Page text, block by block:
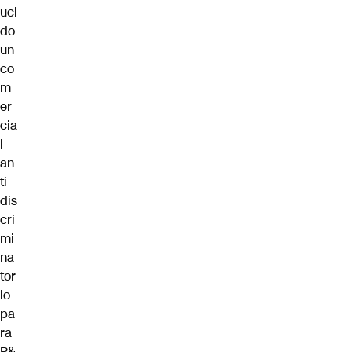
uci
do
un
co
m
er
cia
l
an
ti
dis
cri
mi
na
tor
io
pa
ra